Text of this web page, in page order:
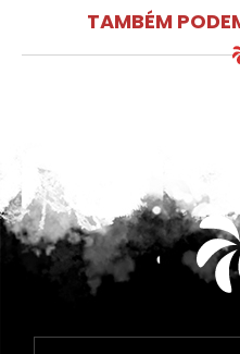
TAMBÉM